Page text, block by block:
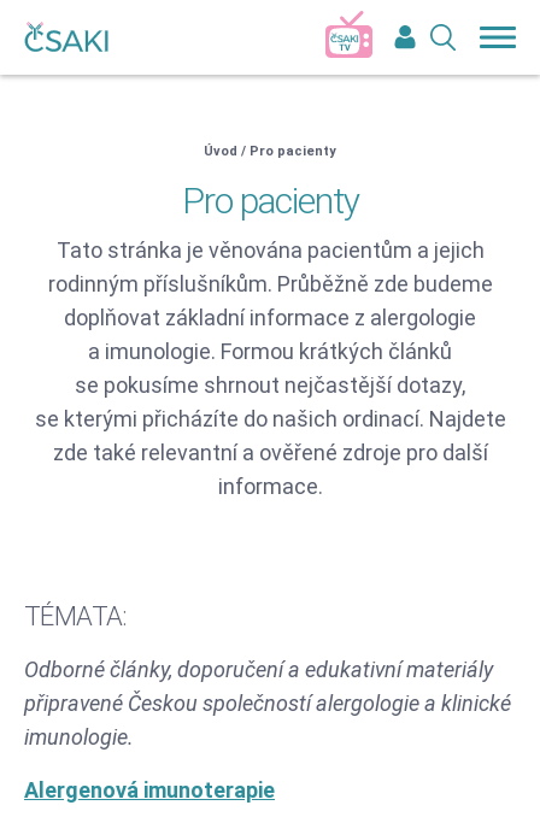
Přihlášení do členské sekce ČSAKI
Uživatelské jméno:
Pokud nemáte účet, tak sezaregistujte
Přihlásit
Úvod / Pro pacienty
Pro pacienty
Tato stránka je věnována pacientům a jejich
rodinným příslušníkům. Průběžně zde budeme
doplňovat základní informace z alergologie
a imunologie. Formou krátkých článků
se pokusíme shrnout nejčastější dotazy,
se kterými přicházíte do našich ordinací. Najdete
zde také relevantní a ověřené zdroje pro další
informace.
TÉMATA:
Odborné články, doporučení a edukativní materiály
připravené Českou společností alergologie a klinické
imunologie.
Alergenová imunoterapie